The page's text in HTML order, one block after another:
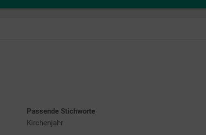
Passende Stichworte
Kirchenjahr